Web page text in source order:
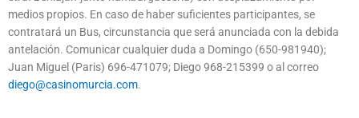
medios propios. En caso de haber suficientes participantes, se
contratará un Bus, circunstancia que será anunciada con la debida
antelación. Comunicar cualquier duda a Domingo (650-981940);
Juan Miguel (Paris) 696-471079; Diego 968-215399 o al correo
diego@casinomurcia.com.